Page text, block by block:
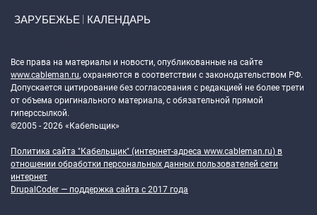
ЗАРУБЕЖЬЕ КАЛЕНДАРЬ
Все права на материалы и новости, опубликованные на сайте
www.cableman.ru, охраняются в соответствии с законодательством РФ.
Допускается цитирование без согласования с редакцией не более трети
от объема оригинального материала, с обязательной прямой
гиперссылкой.
©2005 - 2026 «Кабельщик»
Политика сайта "Кабельщик" (интернет-адреса www.cableman.ru) в
отношении обработки персональных данных пользователей сети
интернет
DrupalCoder — поддержка сайта c 2017 года